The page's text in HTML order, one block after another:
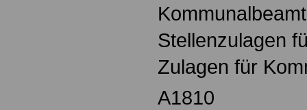
Stellenzulagen
Zulagen für
A1810